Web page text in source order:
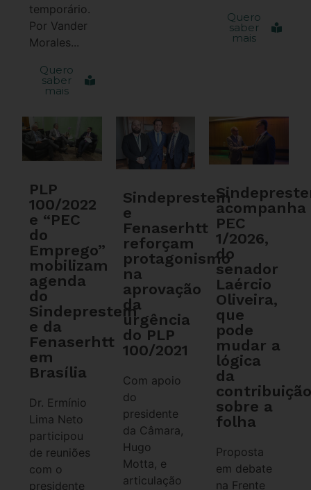
temporário.
Por Vander
Morales...
Quero
saber
mais
Quero
saber
mais
PLP
100/2022
e “PEC
do
Emprego”
mobilizam
agenda
do
Sindeprestem
e da
Fenaserhtt
em
Brasília
Dr. Ermínio
Lima Neto
participou
de reuniões
com o
presidente
Sindeprestem
e
Fenaserhtt
reforçam
protagonismo
na
aprovação
da
urgência
do PLP
100/2021
Com apoio
do
presidente
da Câmara,
Hugo
Motta, e
articulação
acompanha
PEC
1/2026,
do
senador
Laércio
Oliveira,
que
pode
mudar a
lógica
da
sobre a
folha
Proposta
em debate
na Frente